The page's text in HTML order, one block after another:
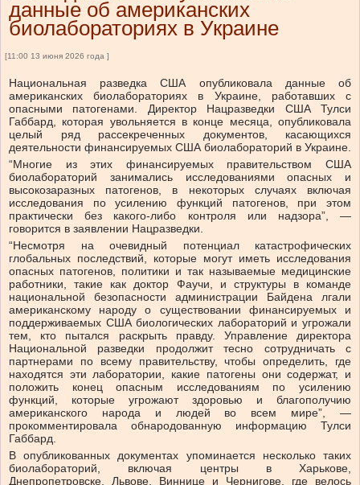
данные об американских
биолабораториях в Украине
[11:00 13 июня 2026 года ]
Национальная разведка США опубликовала данные об
американских биолабораториях в Украине, работавших с
опасными патогенами. Директор Нацразведки США Тулси
Габбард, которая увольняется в конце месяца, опубликовала
целый ряд рассекреченных документов, касающихся
деятельности финансируемых США биолабораторий в Украине.
“Многие из этих финансируемых правительством США
биолабораторий занимались исследованиями опасных и
высокозаразных патогенов, в некоторых случаях включая
исследования по усилению функций патогенов, при этом
практически без какого-либо контроля или надзора”, —
говорится в заявлении Нацразведки.
“Несмотря на очевидный потенциал катастрофических
глобальных последствий, которые могут иметь исследования
опасных патогенов, политики и так называемые медицинские
работники, такие как доктор Фаучи, и структуры в команде
национальной безопасности администрации Байдена лгали
американскому народу о существовании финансируемых и
поддерживаемых США биологических лабораторий и угрожали
тем, кто пытался раскрыть правду. Управление директора
Национальной разведки продолжит тесно сотрудничать с
партнерами по всему правительству, чтобы определить, где
находятся эти лаборатории, какие патогены они содержат, и
положить конец опасным исследованиям по усилению
функций, которые угрожают здоровью и благополучию
американского народа и людей во всем мире”, —
прокомментировала обнародованную информацию Тулси
Габбард.
В опубликованных документах упоминается несколько таких
биолабораторий, включая центры в Харькове,
Днепропетровске, Львове, Виннице и Чернигове, где велось